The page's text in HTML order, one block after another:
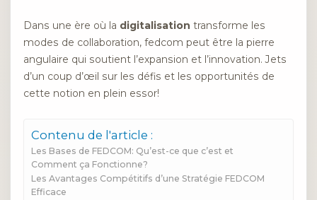
Dans une ère où la digitalisation transforme les
modes de collaboration, fedcom peut être la pierre
angulaire qui soutient l’expansion et l’innovation. Jets
d’un coup d’œil sur les défis et les opportunités de
cette notion en plein essor!
Contenu de l'article :
Les Bases de FEDCOM: Qu’est-ce que c’est et
Comment ça Fonctionne?
Les Avantages Compétitifs d’une Stratégie FEDCOM
Efficace